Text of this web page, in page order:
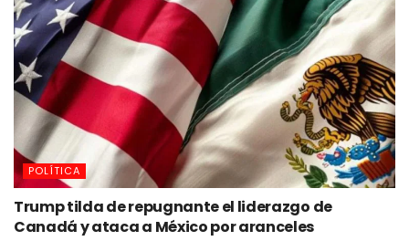
POLÍTICA
Trump tilda de repugnante el liderazgo de
Canadá y ataca a México por aranceles